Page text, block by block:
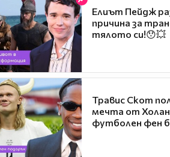
Елиът Пейдж
причина за
тялото си!😯💥
Травис Скот
мечта от
футболен фен